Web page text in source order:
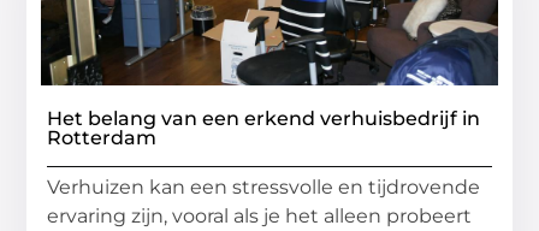
Het belang van een erkend verhuisbedrijf in
Rotterdam
Verhuizen kan een stressvolle en tijdrovende
ervaring zijn, vooral als je het alleen probeert